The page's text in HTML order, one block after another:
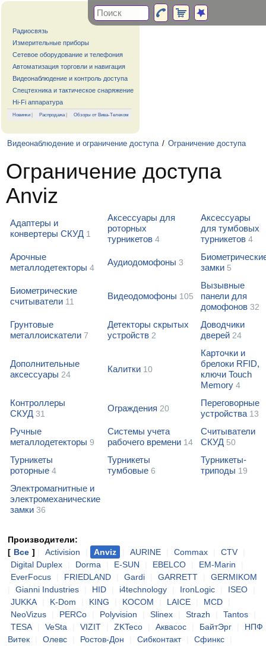
Радиосвязь
Измерительные приборы
Сетевое оборудование и телефония
Автоматизация торговли и навигация
Видеонаблюдение и контроль доступа
Спецтехника и тактическое снаряжение
Hi-Fi аппаратура
Новинки | Распродажа| Обзоры от Вива-Телеком
Видеонаблюдение и ограничение доступа / Ограничение доступа
Ограничение доступа
Anviz
Адаптеры и
конвертеры СКУД 1
Аксессуары для
роторных
турникетов 4
Аксессуары
для тумбовых
турникетов 4
Арочные
металлодетекторы 4
Аудиодомофоны 3
замки 5
Биометрические
считыватели 11
Видеодомофоны 105
Вызывные
панели для
домофонов 32
Грунтовые
металлоискатели 7
Детекторы скрытых
устройств 2
Доводчики
дверей 24
Дополнительные
аксессуары 24
Калитки 10
Карточки и
брелоки RFID,
ключи Touch
Memory 4
Контроллеры
СКУД 31
Ограждения 20
Переговорные
устройства 13
Ручные
металлодетекторы 9
Системы учета
рабочего времени 14
Считыватели
СКУД 50
Турникеты
роторные 4
Турникеты
тумбовые 6
Турникеты-
триподы 19
Электромагнитные и
электромеханические
замки 36
Производители:
[ Все ] Activision Anviz AURINE Commax CTV
Digital Duplex
Dorma E-SUN EBELCO EM-Marin
EverFocus
FRIEDLAND Gardi GARRETT
GERMIKOM
Gianni Industries HID i4technology IronLogic ISEO
JUKKA
K-Dom KING KOCOM LAICE MCD
NeoVizus
PERCo Polyvision Slinex Strazh Tantos
TESA
VeSta VIZIT ZKTeco Аквасос БайтЭрг
НПФ
Витек
Олевс Ростов-Дон Сибконтакт Сфинкс